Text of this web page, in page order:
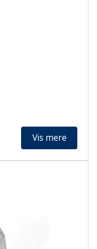
Vis mere